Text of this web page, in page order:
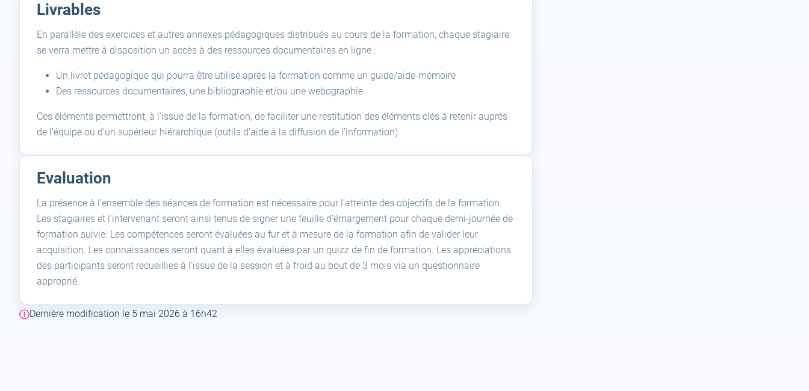
Livrables
En parallèle des exercices et autres annexes pédagogiques distribués au cours de la formation, chaque stagiaire
se verra mettre à disposition un accès à des ressources documentaires en ligne :
Un livret pédagogique qui pourra être utilisé après la formation comme un guide/aide-mémoire
Des ressources documentaires, une bibliographie et/ou une webographie
Ces éléments permettront, à l’issue de la formation, de faciliter une restitution des éléments clés à retenir auprès
de l’équipe ou d’un supérieur hiérarchique (outils d’aide à la diffusion de l’information).
Evaluation
La présence à l’ensemble des séances de formation est nécessaire pour l’atteinte des objectifs de la formation.
Les stagiaires et l’intervenant seront ainsi tenus de signer une feuille d’émargement pour chaque demi-journée de
formation suivie. Les compétences seront évaluées au fur et à mesure de la formation afin de valider leur
acquisition. Les connaissances seront quant à elles évaluées par un quizz de fin de formation. Les appréciations
des participants seront recueillies à l’issue de la session et à froid au bout de 3 mois via un questionnaire
approprié.
Dernière modification le 5 mai 2026 à 16h42